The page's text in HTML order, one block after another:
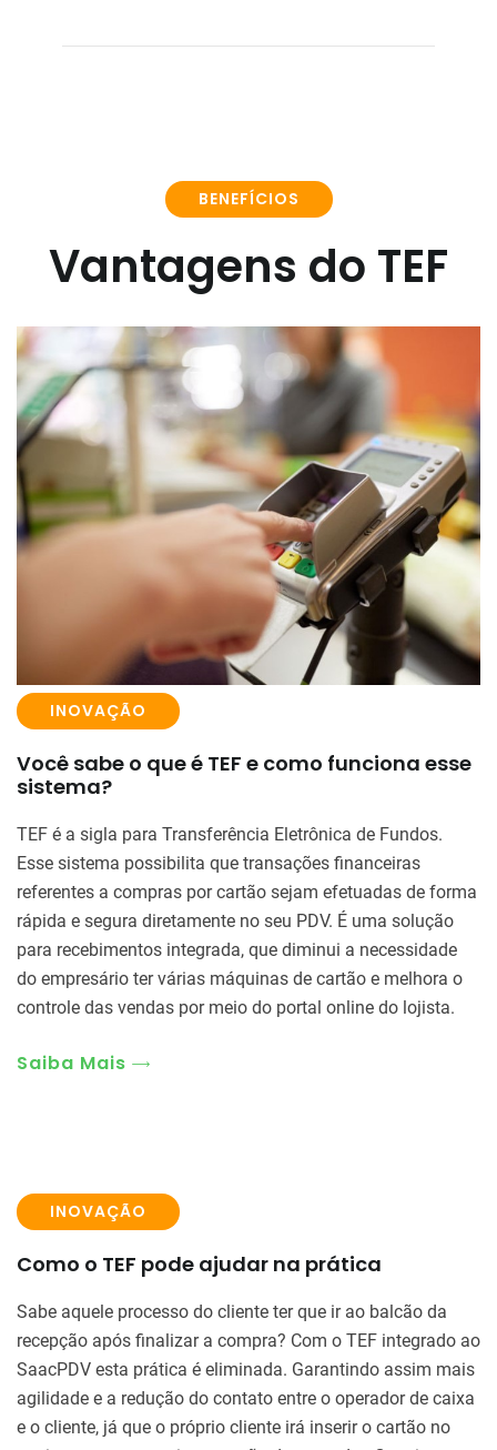
BENEFÍCIOS
Vantagens do TEF
INOVAÇÃO
Você sabe o que é TEF e como funciona esse
sistema?
TEF é a sigla para Transferência Eletrônica de Fundos.
Esse sistema possibilita que transações financeiras
referentes a compras por cartão sejam efetuadas de forma
rápida e segura diretamente no seu PDV. É uma solução
para recebimentos integrada, que diminui a necessidade
do empresário ter várias máquinas de cartão e melhora o
controle das vendas por meio do portal online do lojista.
Saiba Mais
INOVAÇÃO
Como o TEF pode ajudar na prática
Sabe aquele processo do cliente ter que ir ao balcão da
recepção após finalizar a compra? Com o TEF integrado ao
SaacPDV esta prática é eliminada. Garantindo assim mais
agilidade e a redução do contato entre o operador de caixa
e o cliente, já que o próprio cliente irá inserir o cartão no